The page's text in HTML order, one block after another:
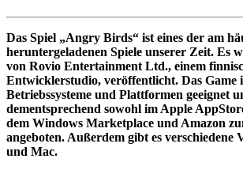
Das Spiel „Angry Birds“ ist eines der am
heruntergeladenen Spiele unserer Zeit. Es
von Rovio Entertainment Ltd., einem
Entwicklerstudio, veröffentlicht. Das Game
Betriebssysteme und Plattformen geeignet
dementsprechend sowohl im Apple
dem Windows Marketplace und Amazon
angeboten. Außerdem gibt es verschiedene
und Mac.